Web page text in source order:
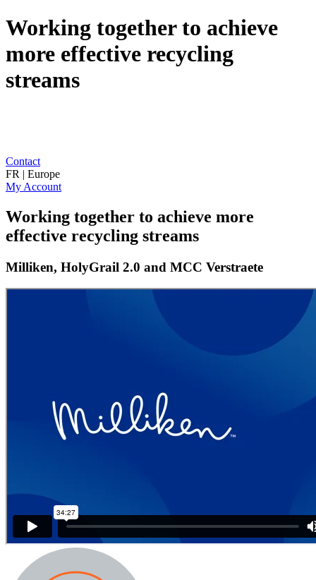
Working together to achieve
more effective recycling
streams
Contact
FR | Europe
My Account
Working together to achieve more
effective recycling streams
Milliken, HolyGrail 2.0 and MCC Verstraete